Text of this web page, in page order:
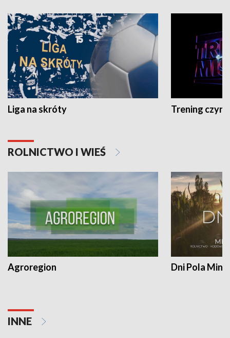
Liga na skróty Trening czyni
ROLNICTWO I WIEŚ
Agroregion Dni Pola
INNE